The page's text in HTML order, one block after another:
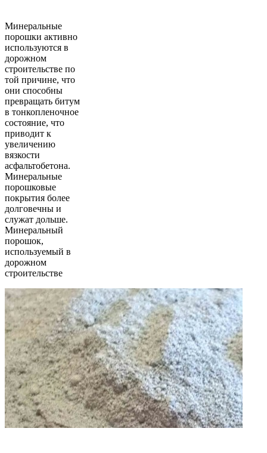
Минеральные
порошки активно
используются в
дорожном
строительстве по
той причине, что
они способны
превращать битум
в тонкопленочное
состояние, что
приводит к
увеличению
вязкости
асфальтобетона.
Минеральные
порошковые
покрытия более
долговечны и
служат дольше.
Минеральный
порошок,
используемый в
дорожном
строительстве